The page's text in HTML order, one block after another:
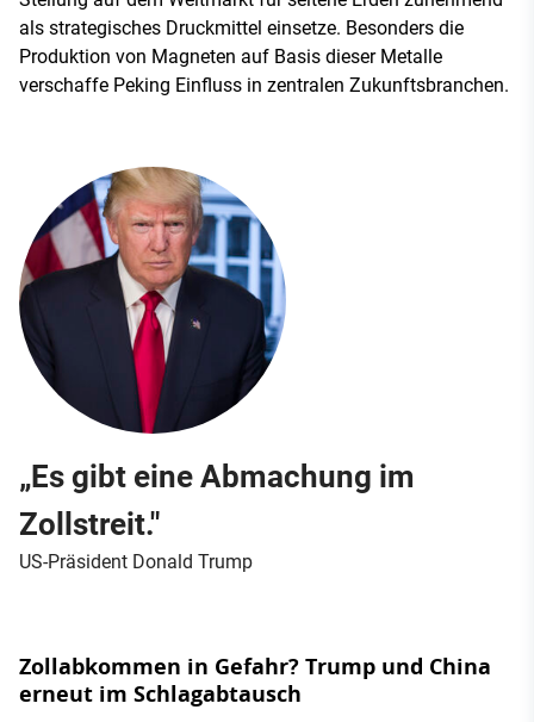
als strategisches Druckmittel einsetze. Besonders die
Produktion von Magneten auf Basis dieser Metalle
verschaffe Peking Einfluss in zentralen Zukunftsbranchen.
„Es gibt eine Abmachung im
Zollstreit."
US-Präsident Donald Trump
Zollabkommen in Gefahr? Trump und China
erneut im Schlagabtausch